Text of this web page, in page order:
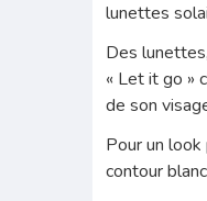
lunettes
Des
« Let it go »
de son
Pour un
contour